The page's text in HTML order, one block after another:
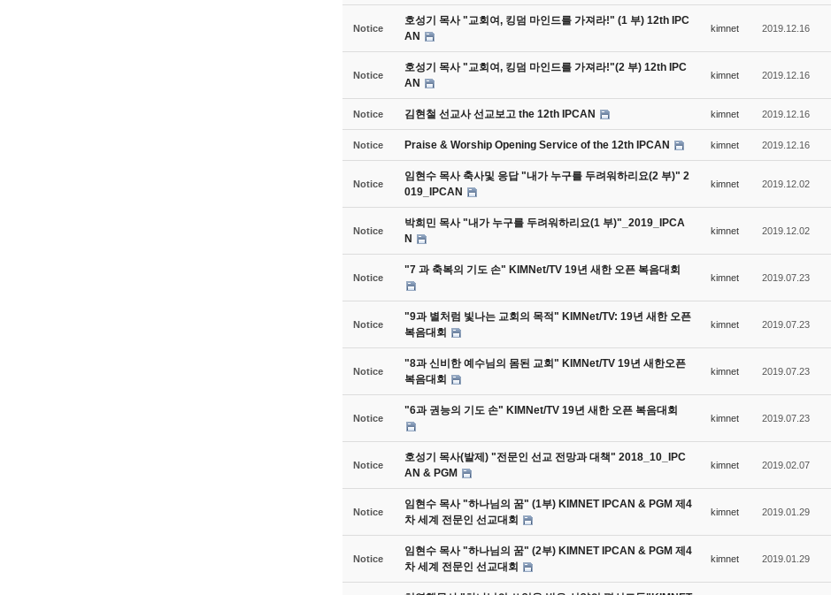
Notice
호성기 목사 "교회여, 킹덤 마인드를 가져라!" (1 부) 12th IPC
AN
kimnet 2019.12.16
Notice
호성기 목사 "교회여, 킹덤 마인드를 가져라!"(2 부) 12th IPC
AN
kimnet 2019.12.16
Notice 김현철 선교사 선교보고 the 12th IPCAN kimnet 2019.12.16
Notice Praise & Worship Opening Service of the 12th IPCAN kimnet 2019.12.16
Notice
임현수 목사 축사및 응답 "내가 누구를 두려워하리요(2 부)" 2
019_IPCAN
kimnet 2019.12.02
Notice
박희민 목사 "내가 누구를 두려워하리요(1 부)"_2019_IPCA
N
kimnet 2019.12.02
Notice
"7 과 축복의 기도 손" KIMNet/TV 19년 새한 오픈 복음대회
kimnet 2019.07.23
Notice
"9과 별처럼 빛나는 교회의 목적" KIMNet/TV: 19년 새한 오픈
복음대회
kimnet 2019.07.23
Notice
"8과 신비한 예수님의 몸된 교회" KIMNet/TV 19년 새한오픈
복음대회
kimnet 2019.07.23
Notice
"6과 권능의 기도 손" KIMNet/TV 19년 새한 오픈 복음대회
kimnet 2019.07.23
Notice
호성기 목사(발제) "전문인 선교 전망과 대책" 2018_10_IPC
AN & PGM
kimnet 2019.02.07
Notice
임현수 목사 "하나님의 꿈" (1부) KIMNET IPCAN & PGM 제4
차 세계 전문인 선교대회
kimnet 2019.01.29
Notice
임현수 목사 "하나님의 꿈" (2부) KIMNET IPCAN & PGM 제4
차 세계 전문인 선교대회
kimnet 2019.01.29